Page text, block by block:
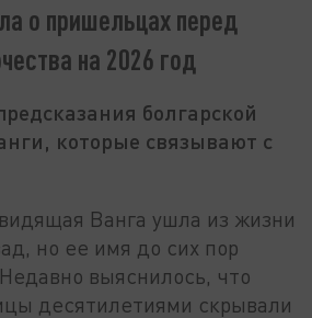
о пришельцах перед
на 2026 год
болгарской
которые связывают с
Ванга ушла из жизни
но ее имя до сих пор
выяснилось, что
десятилетиями скрывали